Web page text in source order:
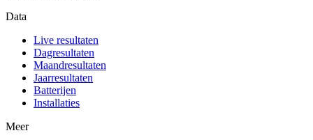
Data
Live resultaten
Dagresultaten
Maandresultaten
Jaarresultaten
Batterijen
Installaties
Meer